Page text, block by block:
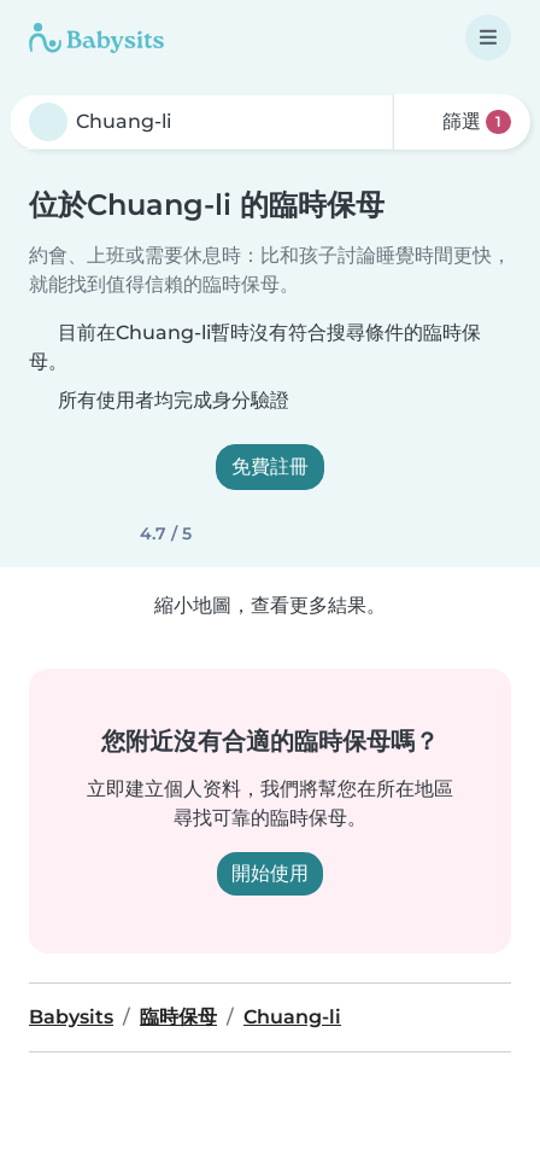
篩選 1
位於Chuang-li 的臨時保母
約會、上班或需要休息時：比和孩子討論睡覺時間更快，
就能找到值得信賴的臨時保母。
目前在Chuang-li暫時沒有符合搜尋條件的臨時保
母。
所有使用者均完成身分驗證
免費註冊
4.7 / 5
縮小地圖，查看更多結果。
您附近沒有合適的臨時保母嗎？
立即建立個人资料，我們將幫您在所在地區
尋找可靠的臨時保母。
開始使用
Babysits 臨時保母 Chuang-li